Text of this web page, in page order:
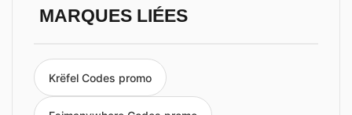
MARQUES LIÉES
Krëfel Codes promo